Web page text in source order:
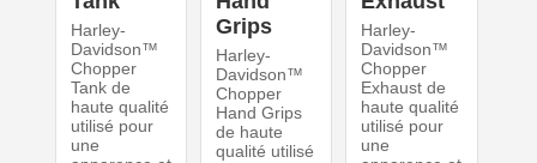
Harley-
Davidson™
Chopper
Tank de
haute qualité
utilisé pour
une
Grips
Harley-
Davidson™
Chopper
Hand Grips
de haute
qualité utilisé
Harley-
Davidson™
Chopper
Exhaust de
haute qualité
utilisé pour
une